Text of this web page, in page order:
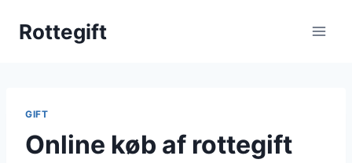
Rottegift
GIFT
Online køb af rottegift